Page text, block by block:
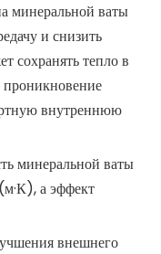
минеральной ваты
и снизить
сохранять тепло в
проникновение
внутреннюю
минеральной ваты
а эффект
внешнего